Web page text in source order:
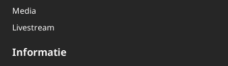
Media
Livestream
Informatie